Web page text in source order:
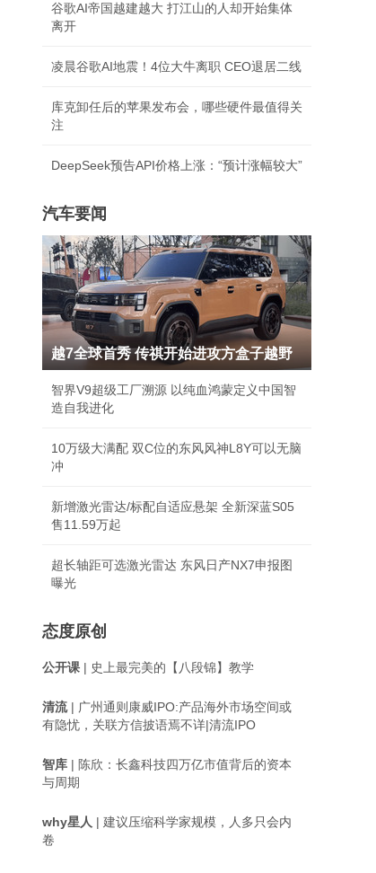
谷歌AI帝国越建越大 打江山的人却开始集体
离开
凌晨谷歌AI地震！4位大牛离职 CEO退居二线
库克卸任后的苹果发布会，哪些硬件最值得关
注
DeepSeek预告API价格上涨：“预计涨幅较大”
汽车要闻
越7全球首秀 传祺开始进攻方盒子越野
智界V9超级工厂溯源 以纯血鸿蒙定义中国智
造自我进化
10万级大满配 双C位的东风风神L8Y可以无脑
冲
新增激光雷达/标配自适应悬架 全新深蓝S05
售11.59万起
超长轴距可选激光雷达 东风日产NX7申报图
曝光
态度原创
公开课 | 史上最完美的【八段锦】教学
清流| 广州通则康威IPO:产品海外市场空间或
有隐忧，关联方信披语焉不详|清流IPO
智库 | 陈欣：长鑫科技四万亿市值背后的资本
与周期
why星人 | 建议压缩科学家规模，人多只会内
卷